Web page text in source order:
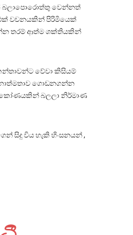
බලාපොරොත්තු වෙන්නත්
වචනයකින් පිරිමියෙක්
තරම් ආත්ම ශක්තියකින්
වේවා කිසියම්
ගොඩනගන්න
කෝණයකින් බලලා නිර්මාණ
සිදු විය හැකි හිංසනයන් ,